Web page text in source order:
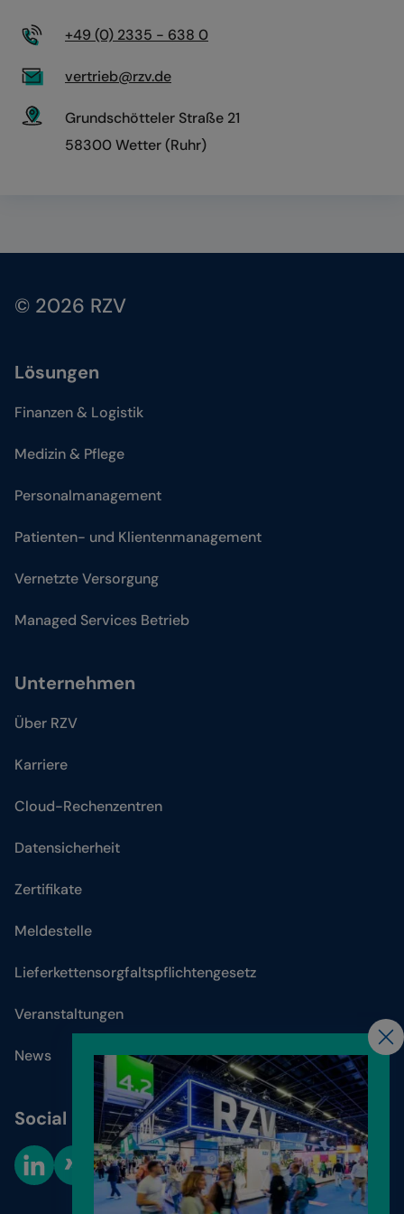
+49 (0) 2335 - 638 0
vertrieb@rzv.de
Grundschötteler Straße 21
58300 Wetter (Ruhr)
© 2026 RZV
Lösungen
Finanzen & Logistik
Medizin & Pflege
Personalmanagement
Patienten- und Klientenmanagement
Vernetzte Versorgung
Managed Services Betrieb
Unternehmen
Über RZV
Karriere
Cloud-Rechenzentren
Datensicherheit
Zertifikate
Meldestelle
Lieferkettensorgfaltspflichtengesetz
Veranstaltungen
News
Social Media